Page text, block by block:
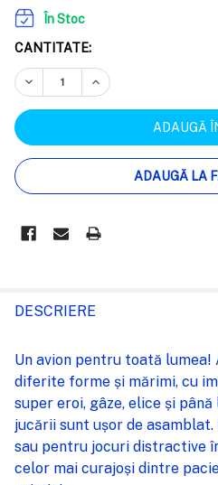
În Stoc
CANTITATE:
REDUCEȚI CANTITATEA:
CREȘTEȚI
ADAUGĂ LA
CUMPARATE
TOT
ADAUGĂ
%STR%
ÎN COȘ
DESCRIERE
Un avion pentru toată lumea!
diferite forme și mărimi, cu
super eroi, gâze, elice și
jucării sunt ușor de
sau pentru jocuri distractive
celor mai curajoși dintre